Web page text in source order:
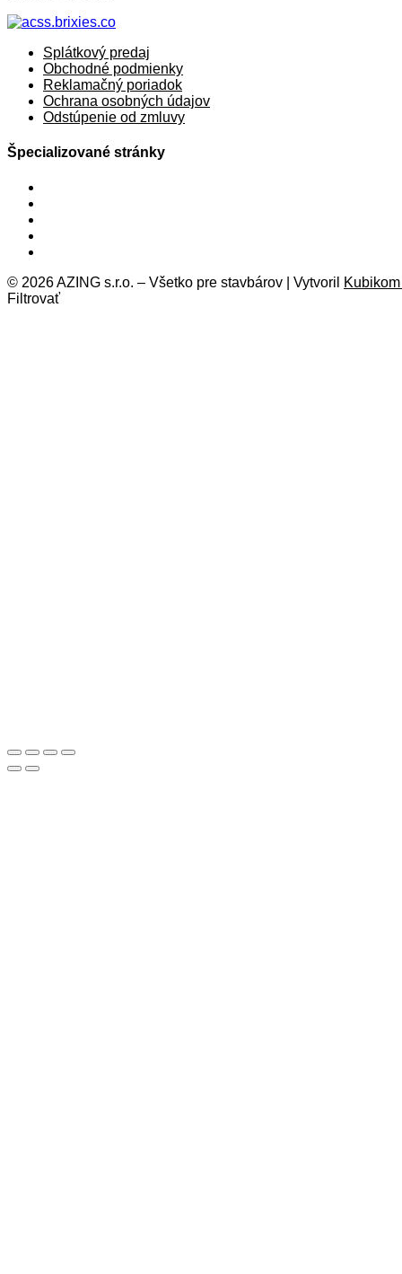
Splátkový predaj
Obchodné podmienky
Reklamačný poriadok
Ochrana osobných údajov
Odstúpenie od zmluvy
Špecializované stránky
© 2026 AZING s.r.o. – Všetko pre stavbárov | Vytvoril
Filtrovať